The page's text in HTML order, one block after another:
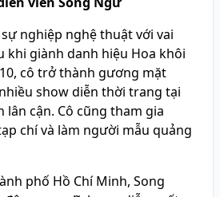
nghiệp nghệ thuật với vai
khi giành danh hiệu Hoa khôi
cô trở thành gương mặt
show diễn thời trang tại
lân cận. Cô cũng tham gia
chí và làm người mẫu quảng
phố Hồ Chí Minh, Song